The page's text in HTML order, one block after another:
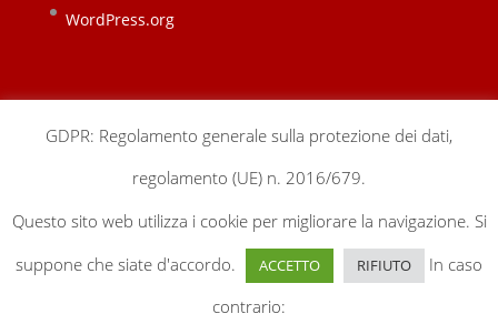
WordPress.org
sedi locali sostienici
contatti
gestionale
privacy & cookie policy
GDPR: Regolamento generale sulla protezione dei dati,
regolamento (UE) n. 2016/679.
Questo sito web utilizza i cookie per migliorare la navigazione. Si
suppone che siate d'accordo.
ACCETTO RIFIUTO
In caso
contrario: